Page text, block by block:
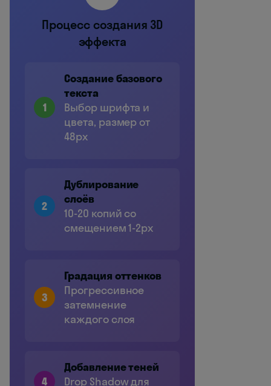
Процесс создания 3D
эффекта
1
Создание базового
текста
Выбор шрифта и
цвета, размер от
48px
2
Дублирование
слоёв
10-20 копий со
смещением 1-2px
3
Градация оттенков
Прогрессивное
затемнение
каждого слоя
4
Добавление теней
Drop Shadow для